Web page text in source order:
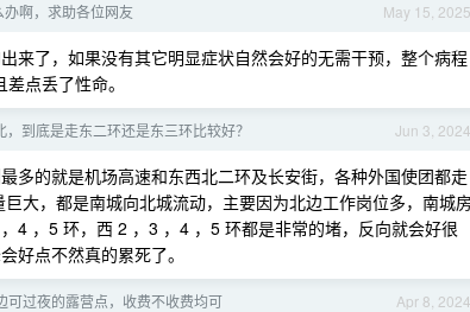
May 15, 2025
啊，求助各位网友
来了，如果没有其它明显症状自然会好的无需干预，整个病程
点丢了性命。
Jun 3, 2024
到底是走东二环还是东三环比较好？
多的就是机场高速和东西北二环及长安街，各种外国使团都走
大，都是南城向北城流动，主要因为北边工作岗位多，南城房
4 ，5 环，西 2 ，3 ，4 ，5 环都是非常的堵，反向就会好很
好点不然真的累死了。
Apr 8, 2024
可过夜的露营点，收费不收费均可